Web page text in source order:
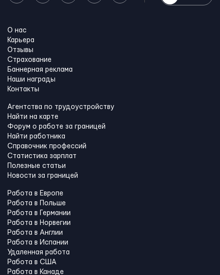
О нас
Карьера
Отзывы
Страхование
Баннерная реклама
Наши награды
Контакты
Агентства по трудоустройству
Найти на карте
Форум о работе за границей
Найти работника
Справочник профессий
Статистика зарплат
Полезные статьи
Новости за границей
Работа в Европе
Работа в Польше
Работа в Германии
Работа в Норвегии
Работа в Англии
Работа в Испании
Удаленная работа
Работа в США
Работа в Канадe